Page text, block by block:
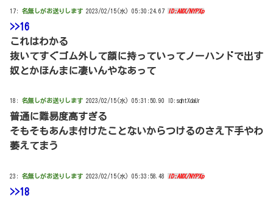
17: 名無しがお送りします 2023/02/15(水) 05:30:24.67 ID:AMX/NYPXp
>>16
これはわかる
抜いてすぐゴム外して顔に持っていってノーハンドで出す
奴とかほんまに凄いんやなあって
18: 名無しがお送りします 2023/02/15(水) 05:31:50.90 ID:sqhtXdaUr
普通に難易度高すぎる
そもそもあんま付けたことないからつけるのさえ下手やわ
萎えてまう
23: 名無しがお送りします 2023/02/15(水) 05:33:58.48 ID:AMX/NYPXp
>>18